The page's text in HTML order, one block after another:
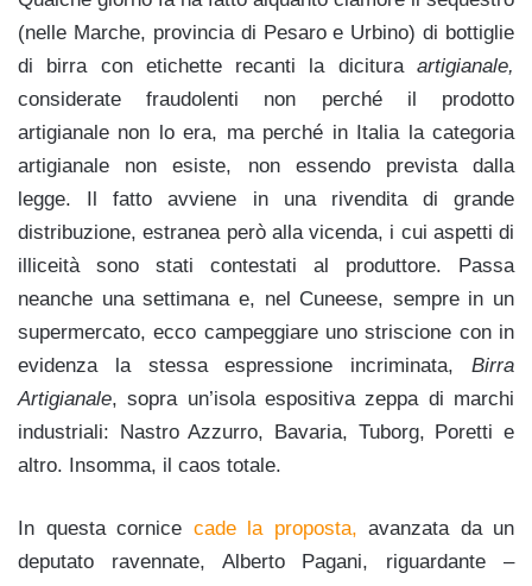
(nelle Marche, provincia di Pesaro e Urbino) di bottiglie
di birra con etichette recanti la dicitura artigianale,
considerate fraudolenti non perché il prodotto
artigianale non lo era, ma perché in Italia la categoria
artigianale non esiste, non essendo prevista dalla
legge. Il fatto avviene in una rivendita di grande
distribuzione, estranea però alla vicenda, i cui aspetti di
illiceità sono stati contestati al produttore. Passa
neanche una settimana e, nel Cuneese, sempre in un
supermercato, ecco campeggiare uno striscione con in
evidenza la stessa espressione incriminata, Birra
Artigianale, sopra un’isola espositiva zeppa di marchi
industriali: Nastro Azzurro, Bavaria, Tuborg, Poretti e
altro. Insomma, il caos totale.
In questa cornice cade la proposta, avanzata da un
deputato ravennate, Alberto Pagani, riguardante –